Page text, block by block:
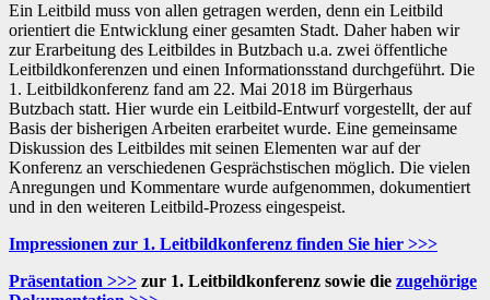
Ein Leitbild muss von allen getragen werden, denn ein Leitbild
orientiert die Entwicklung einer gesamten Stadt. Daher haben wir
zur Erarbeitung des Leitbildes in Butzbach u.a. zwei öffentliche
Leitbildkonferenzen und einen Informationsstand durchgeführt. Die
1. Leitbildkonferenz fand am 22. Mai 2018 im Bürgerhaus
Butzbach statt. Hier wurde ein Leitbild-Entwurf vorgestellt, der auf
Basis der bisherigen Arbeiten erarbeitet wurde. Eine gemeinsame
Diskussion des Leitbildes mit seinen Elementen war auf der
Konferenz an verschiedenen Gesprächstischen möglich. Die vielen
Anregungen und Kommentare wurde aufgenommen, dokumentiert
und in den weiteren Leitbild-Prozess eingespeist.
Impressionen zur 1. Leitbildkonferenz finden Sie hier >>>
Präsentation >>> zur 1. Leitbildkonferenz sowie die zugehörige